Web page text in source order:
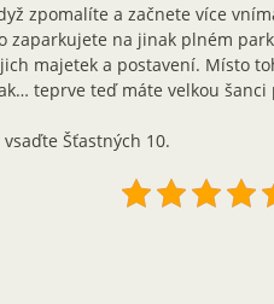
zpomalíte a začnete více
zaparkujete na jinak plném
majetek a postavení. Místo
teprve teď máte velkou
Šťastných 10.